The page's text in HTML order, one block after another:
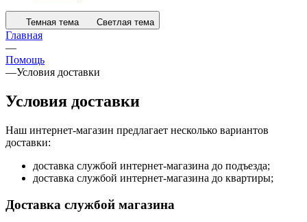
Темная тема Светлая тема
Главная
—
Помощь
—Условия доставки
Условия доставки
Наш интернет-магазин предлагает несколько вариантов
доставки:
доставка службой интернет-магазина до подъезда;
доставка службой интернет-магазина до квартиры;
Доставка службой магазина